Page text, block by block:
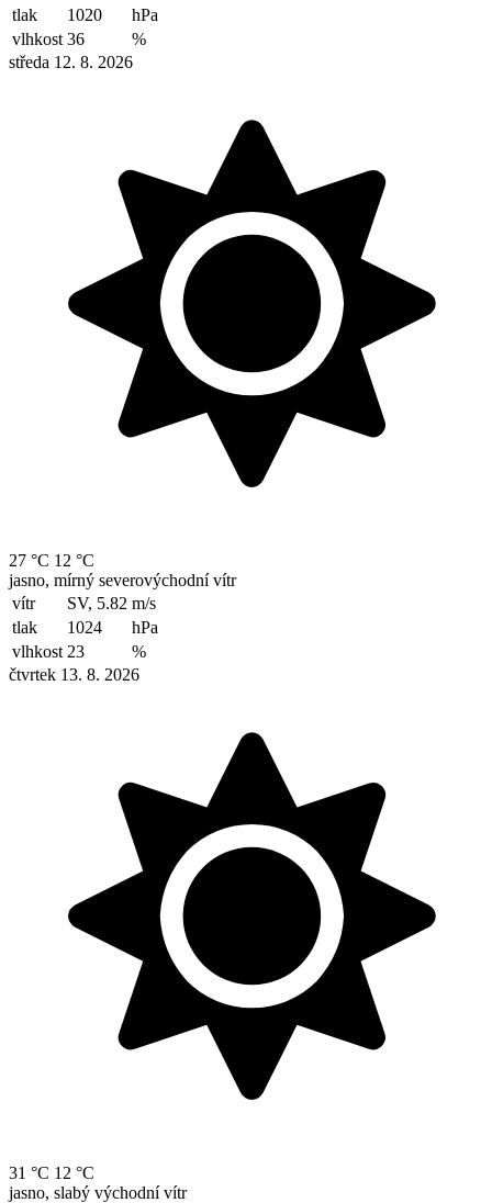
tlak 1020
hPa
vlhkost 36
%
středa 12. 8. 2026
27 °C 12 °C
jasno, mírný severovýchodní vítr
vítr
SV, 5.82 m/s
tlak
1024
hPa
vlhkost 23
%
čtvrtek 13. 8. 2026
31 °C 12 °C
jasno, slabý východní vítr